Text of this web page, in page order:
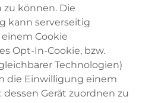
zu können. Die
kann serverseitig
Cookie
Opt-In-Cookie, bzw.
Technologien)
die Einwilligung einem
dessen Gerät zuordnen zu